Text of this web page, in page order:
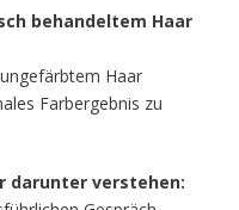
behandeltem Haar
Haar
Farbergebnis zu
darunter verstehen: